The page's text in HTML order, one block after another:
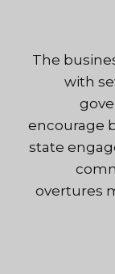
The
with
encourage
state
overtures